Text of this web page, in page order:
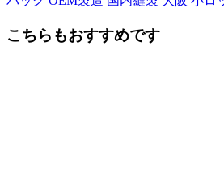
後
の
こちらもおすすめです